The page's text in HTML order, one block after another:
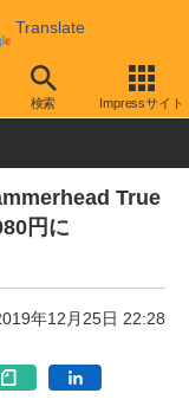
Translate
検索 Impressサイト
ト・スピーカー ゲ
True
円に
年12月25日 22:28